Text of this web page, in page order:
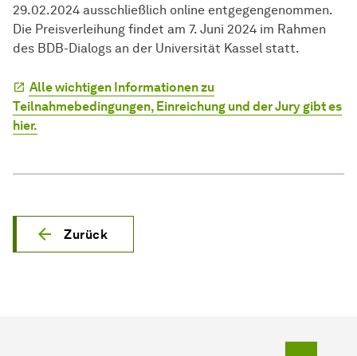
29.02.2024 ausschließlich online entgegengenommen.
Die Preisverleihung findet am 7. Juni 2024 im Rahmen
des BDB-Dialogs an der Universität Kassel statt.
Alle wichtigen Informationen zu
Teilnahmebedingungen, Einreichung und der Jury gibt es
hier.
Zurück